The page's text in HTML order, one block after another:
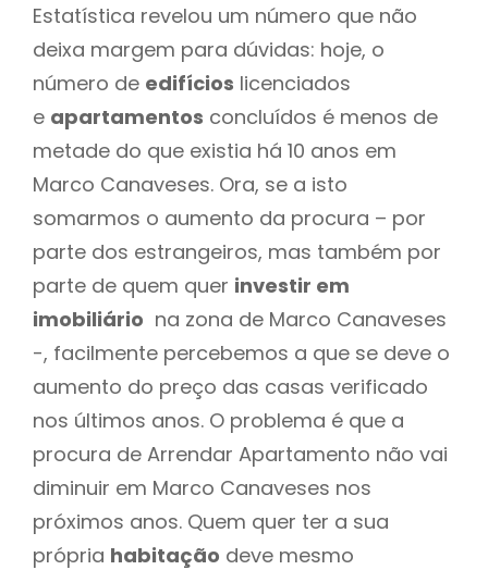
Estatística revelou um número que não
deixa margem para dúvidas: hoje, o
número de edifícios licenciados
e apartamentos concluídos é menos de
metade do que existia há 10 anos em
Marco Canaveses. Ora, se a isto
somarmos o aumento da procura – por
parte dos estrangeiros, mas também por
parte de quem quer investir em
imobiliário na zona de Marco Canaveses
-, facilmente percebemos a que se deve o
aumento do preço das casas verificado
nos últimos anos. O problema é que a
procura de Arrendar Apartamento não vai
diminuir em Marco Canaveses nos
próximos anos. Quem quer ter a sua
própria habitação deve mesmo